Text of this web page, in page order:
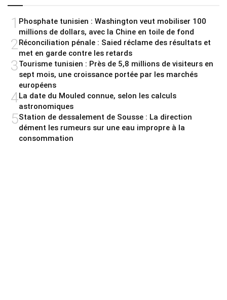
1 Phosphate tunisien : Washington veut mobiliser 100
millions de dollars, avec la Chine en toile de fond
2 Réconciliation pénale : Saied réclame des résultats et
met en garde contre les retards
3Tourisme tunisien : Près de 5,8 millions de visiteurs en
sept mois, une croissance portée par les marchés
européens
4La date du Mouled connue, selon les calculs
astronomiques
5Station de dessalement de Sousse : La direction
dément les rumeurs sur une eau impropre à la
consommation